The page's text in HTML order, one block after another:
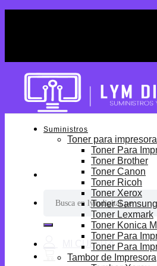
por:
Suministros
Toner para impresora
Toner Para
Toner Brother
Toner Canon
Toner Ricoh
Toner Xerox
Toner Samsung
Toner Lexmark
Toner Konica
Toner Para
Toner Para
Tambor de Impresora